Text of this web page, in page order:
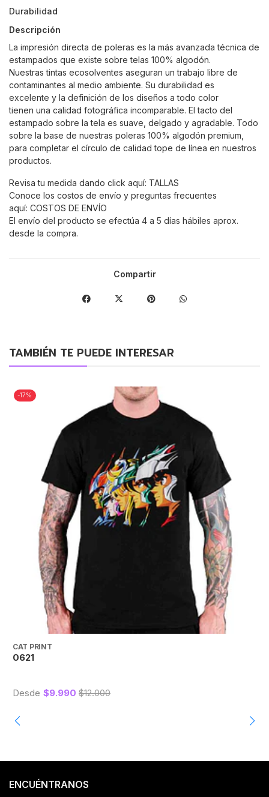
Durabilidad
Descripción
La impresión directa de poleras es la más avanzada técnica de
estampados que existe sobre telas 100% algodón.
Nuestras tintas ecosolventes aseguran un trabajo libre de
contaminantes al medio ambiente. Su durabilidad es
excelente y la definición de los diseños a todo color
tienen una calidad fotográfica incomparable. El tacto del
estampado sobre la tela es suave, delgado y agradable. Todo
sobre la base de nuestras poleras 100% algodón premium,
para completar el círculo de calidad tope de línea en nuestros
productos.
Revisa tu medida dando click aquí: TALLAS
Conoce los costos de envío y preguntas frecuentes
aquí: COSTOS DE ENVÍO
El envío del producto se efectúa 4 a 5 días hábiles aprox.
desde la compra.
Compartir
TAMBIÉN TE PUEDE INTERESAR
-17%
CAT PRINT
0621
Desde $9.990 $12.000
ENCUÉNTRANOS